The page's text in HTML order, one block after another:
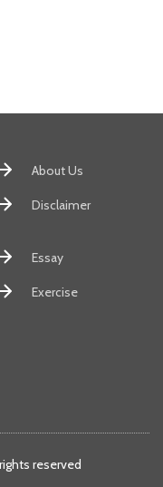
About Us
Disclaimer
Essay
Exercise
reserved